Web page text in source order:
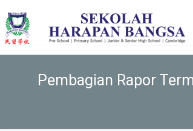
Pembagian Rapor